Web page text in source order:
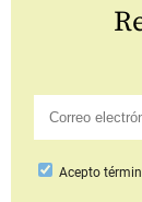
Acepto